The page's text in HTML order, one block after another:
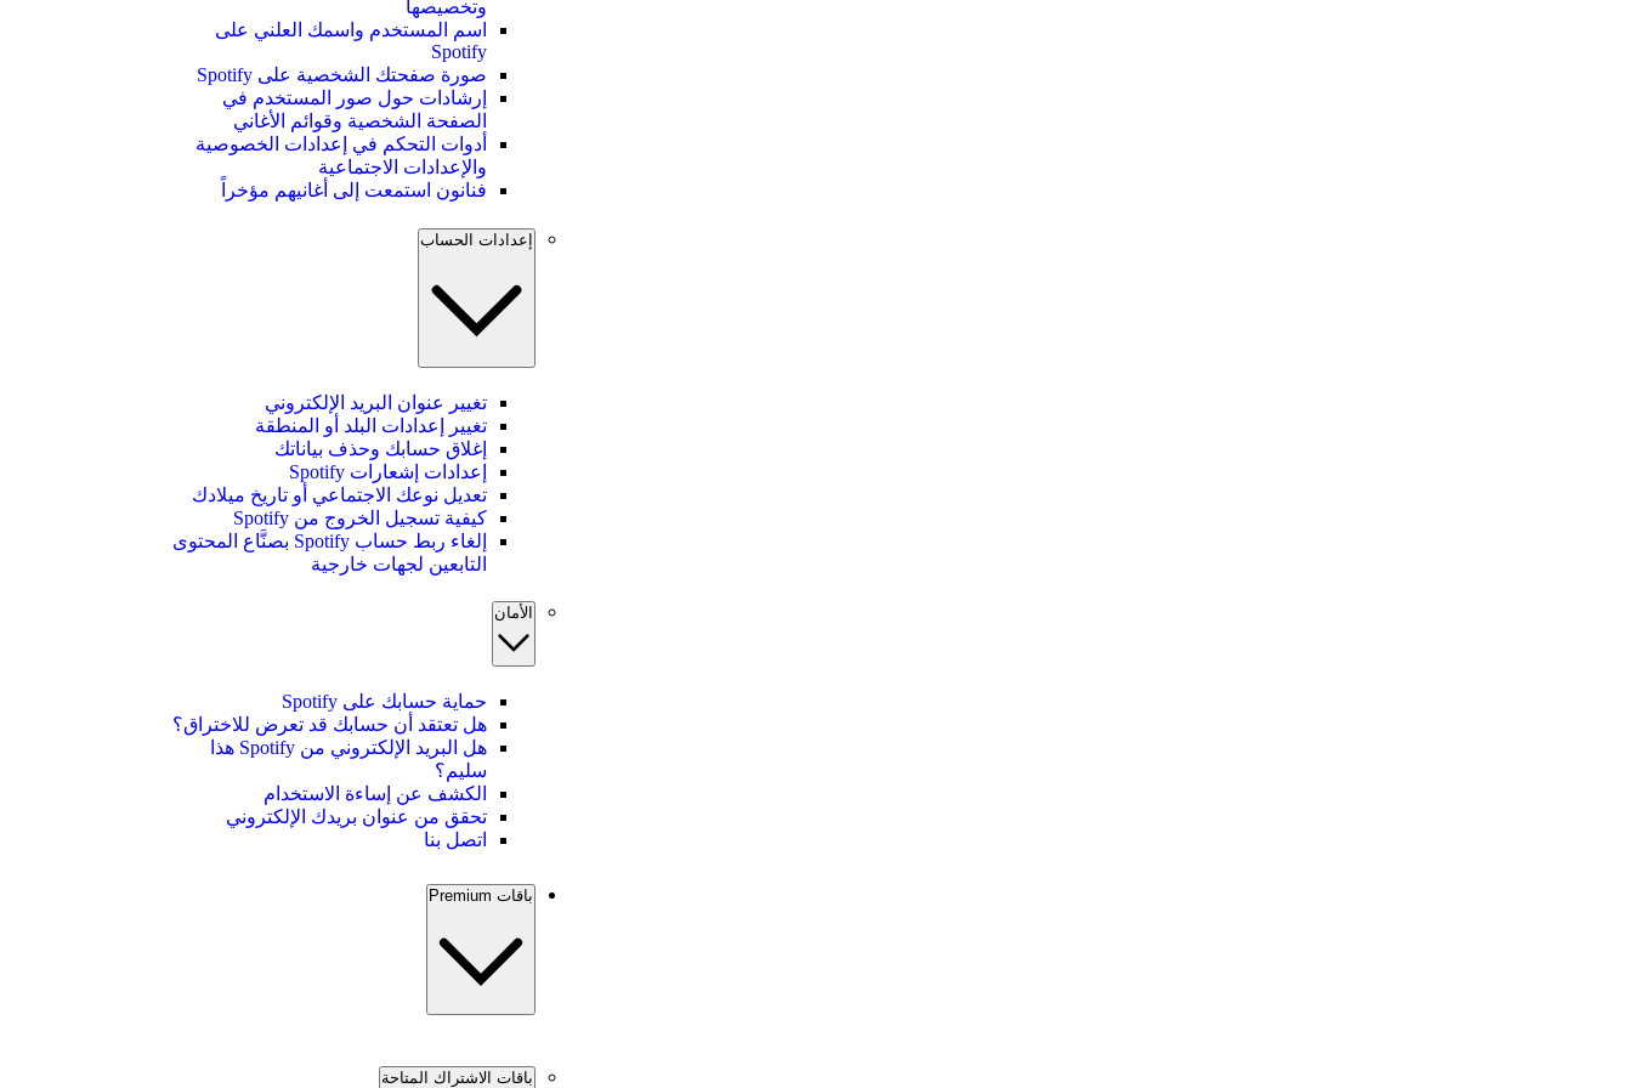
وتخصيصها
اسم المستخدم واسمك العلني على
Spotify
صورة صفحتك الشخصية على Spotify
إرشادات حول صور المستخدم في
الصفحة الشخصية وقوائم الأغاني
أدوات التحكم في إعدادات الخصوصية
والإعدادات الاجتماعية
فنانون استمعت إلى أغانيهم مؤخراً
إعدادات الحساب
تغيير عنوان البريد الإلكتروني
تغيير إعدادات البلد أو المنطقة
إغلاق حسابك وحذف بياناتك
إعدادات إشعارات Spotify
تعديل نوعك الاجتماعي أو تاريخ ميلادك
كيفية تسجيل الخروج من Spotify
إلغاء ربط حساب Spotify بصنَّاع المحتوى
التابعين لجهات خارجية
الأمان
حماية حسابك على Spotify
هل تعتقد أن حسابك قد تعرض للاختراق؟
هل البريد الإلكتروني من Spotify هذا
سليم؟
الكشف عن إساءة الاستخدام
تحقق من عنوان بريدك الإلكتروني
اتصل بنا
باقات Premium
باقات الاشتراك المتاحة